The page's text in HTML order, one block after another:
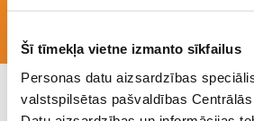
Šī tīmekļa vietne izmanto sīkfailus
Personas datu aizsardzības
valstspilsētas pašvaldības
DSC02946